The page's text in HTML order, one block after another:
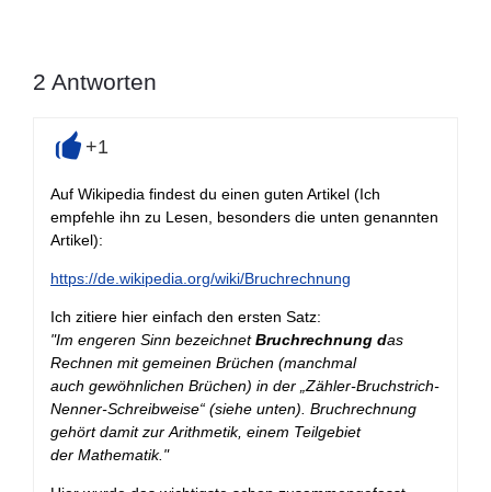
2 Antworten
+1
Auf Wikipedia findest du einen guten Artikel (Ich
empfehle ihn zu Lesen, besonders die unten genannten
Artikel):
https://de.wikipedia.org/wiki/Bruchrechnung
Ich zitiere hier einfach den ersten Satz:
"Im engeren Sinn bezeichnet Bruchrechnung das
Rechnen mitgemeinen Brüchen (manchmal
auch gewöhnlichen Brüchen) in der „Zähler-Bruchstrich-
Nenner-Schreibweise“ (siehe unten). Bruchrechnung
gehört damit zur Arithmetik, einem Teilgebiet
der Mathematik."